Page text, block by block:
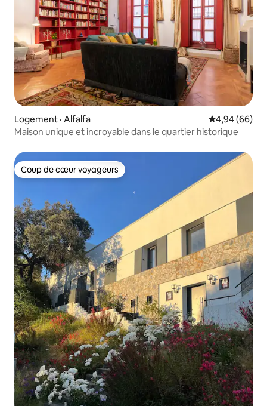
Logement · Alfalfa Note
4,94 (66)
Maison unique et incroyable dans le quartier historique
Coup de cœur voyageurs
Coup de cœur voyageurs